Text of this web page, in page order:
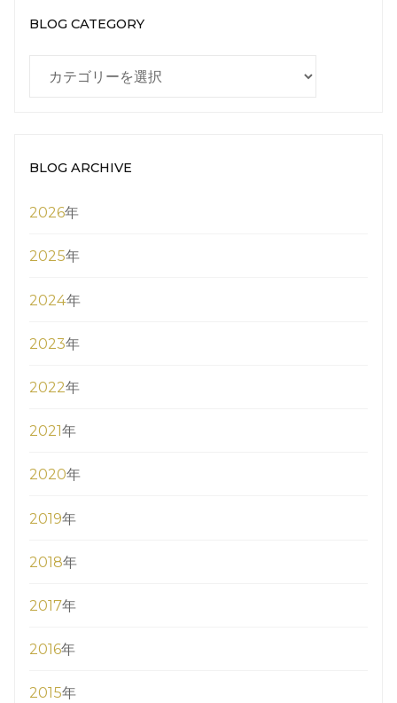
BLOG CATEGORY
BLOG ARCHIVE
2026年
2025年
2024年
2023年
2022年
2021年
2020年
2019年
2018年
2017年
2016年
2015年